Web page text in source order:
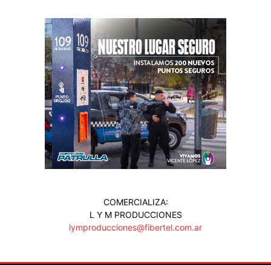
COMERCIALIZA:
L Y M PRODUCCIONES
lymproducciones@fibertel.com.ar